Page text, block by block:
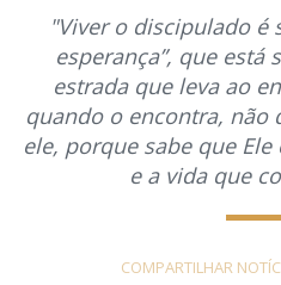
"Viver o discipulado é
esperança”, que está
estrada que leva ao
quando o encontra, não
ele, porque sabe que
e a vida que
COMPARTILHAR